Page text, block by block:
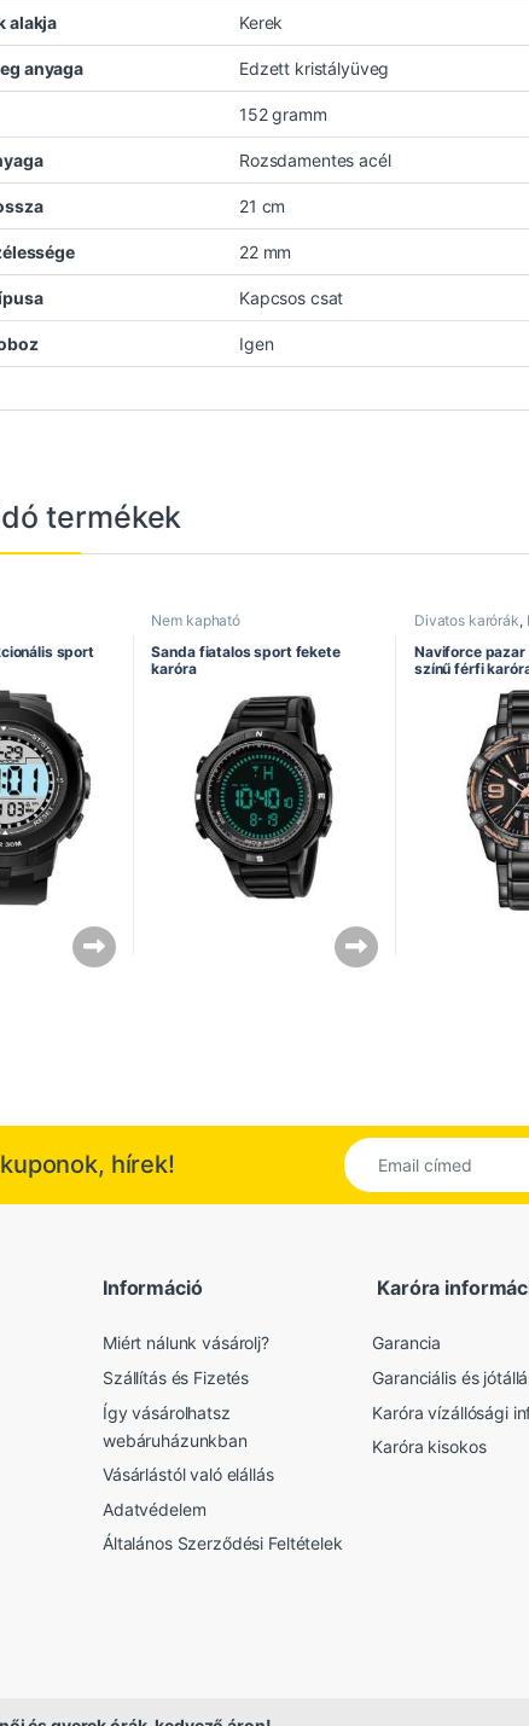
alakja Kerek
anyaga Edzett kristályüveg
152 gramm
Rozsdamentes acél
21 cm
22 mm
Kapcsos csat
Igen
termékek
sport
Nem kapható
Sanda fiatalos sport fekete
karóra
Divatos karórák,
Naviforce
színű férfi
hírek!
Információ
Miért nálunk vásárolj?
Szállítás és Fizetés
Így vásárolhatsz
webáruházunkban
Vásárlástól való elállás
Adatvédelem
Általános Szerződési Feltételek
Karóra
Garancia
Garanciális és
Karóra vízállósági
Karóra kisokos